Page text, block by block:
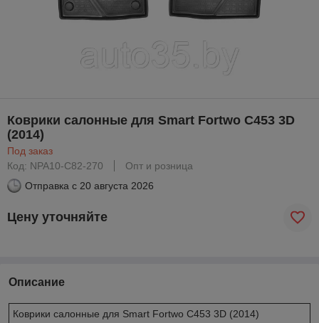
Коврики салонные для Smart Fortwo С453 3D
(2014)
Под заказ
Код: NPA10-C82-270
Опт и розница
Отправка с 20 августа 2026
Цену уточняйте
Описание
Коврики салонные для Smart Fortwo С453 3D (2014)